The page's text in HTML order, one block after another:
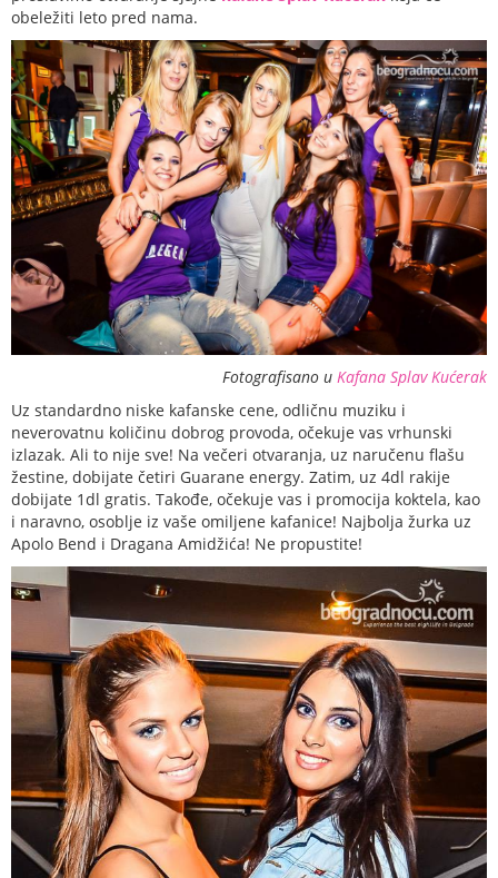
obeležiti leto pred nama.
Fotografisano u Kafana Splav Kućerak
Uz standardno niske kafanske cene, odličnu muziku i
neverovatnu količinu dobrog provoda, očekuje vas vrhunski
izlazak. Ali to nije sve! Na večeri otvaranja, uz naručenu flašu
žestine, dobijate četiri Guarane energy. Zatim, uz 4dl rakije
dobijate 1dl gratis. Takođe, očekuje vas i promocija koktela, kao
i naravno, osoblje iz vaše omiljene kafanice! Najbolja žurka uz
Apolo Bend i Dragana Amidžića! Ne propustite!